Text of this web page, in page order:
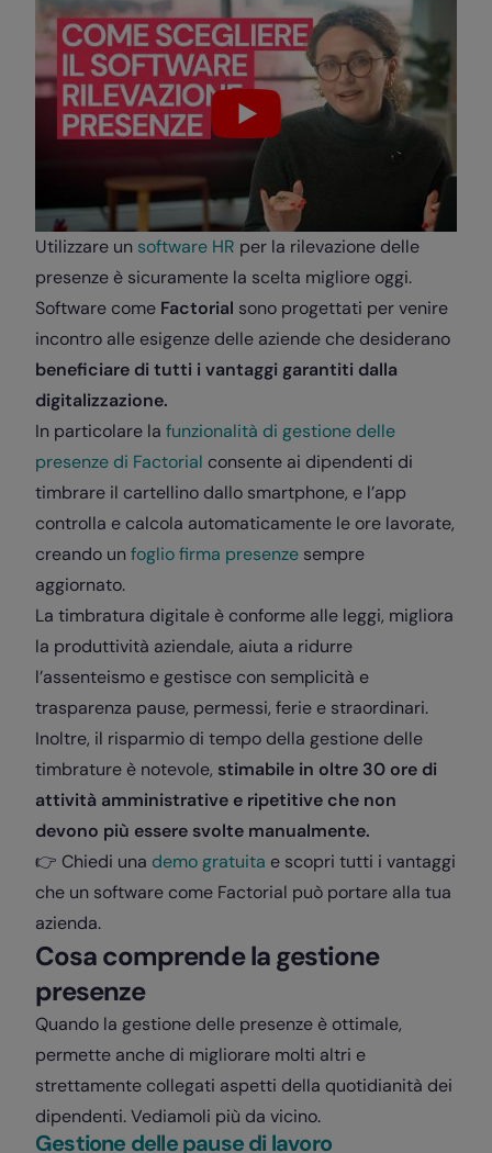
Utilizzare un software HR per la rilevazione delle
presenze è sicuramente la scelta migliore oggi.
Software come Factorial sono progettati per venire
incontro alle esigenze delle aziende che desiderano
beneficiare di tutti i vantaggi garantiti dalla
digitalizzazione.
In particolare la funzionalità di gestione delle
presenze di Factorial consente ai dipendenti di
timbrare il cartellino dallo smartphone, e l’app
controlla e calcola automaticamente le ore lavorate,
creando un foglio firma presenze sempre
aggiornato.
La timbratura digitale è conforme alle leggi, migliora
la produttività aziendale, aiuta a ridurre
l’assenteismo e gestisce con semplicità e
trasparenza pause, permessi, ferie e straordinari.
Inoltre, il risparmio di tempo della gestione delle
timbrature è notevole, stimabile in oltre 30 ore di
attività amministrative e ripetitive che non
devono più essere svolte manualmente.
👉 Chiedi una demo gratuita e scopri tutti i vantaggi
che un software come Factorial può portare alla tua
azienda.
Cosa comprende la gestione
presenze
Quando la gestione delle presenze è ottimale,
permette anche di migliorare molti altri e
strettamente collegati aspetti della quotidianità dei
dipendenti. Vediamoli più da vicino.
Gestione delle pause di lavoro